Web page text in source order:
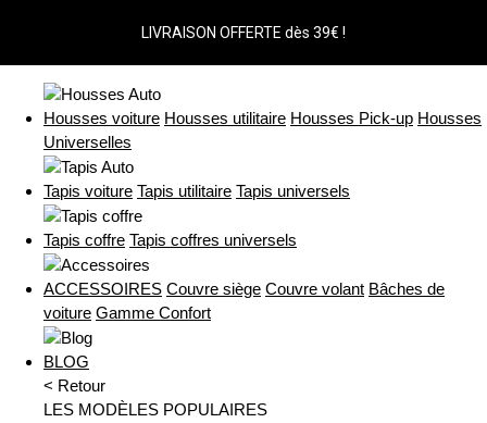
LIVRAISON OFFERTE dès 39€ !
Housses voiture Housses utilitaire Housses Pick-up Housses
Universelles
Tapis voiture Tapis utilitaire Tapis universels
Tapis coffre Tapis coffres universels
ACCESSOIRES Couvre siège Couvre volant Bâches de
voiture Gamme Confort
BLOG
< Retour
LES MODÈLES POPULAIRES